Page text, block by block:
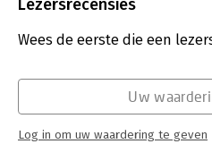
Verschijningsdatum:
19-8-2021
Lezersrecensies
Wees de eerste die een
Uw
Log in om uw waardering te geven